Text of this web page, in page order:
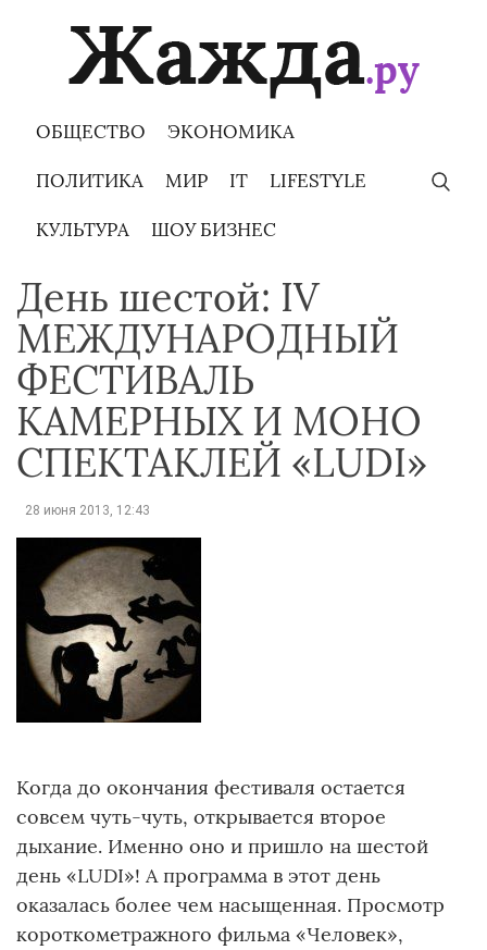
ОБЩЕСТВО ЭКОНОМИКА
ПОЛИТИКА МИР IT LIFESTYLE
КУЛЬТУРА ШОУ БИЗНЕС
День шестой: IV
МЕЖДУНАРОДНЫЙ
ФЕСТИВАЛЬ
КАМЕРНЫХ И МОНО
СПЕКТАКЛЕЙ «LUDI»
28 июня 2013, 12:43
Когда до окончания фестиваля остается
совсем чуть-чуть, открывается второе
дыхание. Именно оно и пришло на шестой
день «LUDI»! А программа в этот день
оказалась более чем насыщенная. Просмотр
короткометражного фильма «Человек»,